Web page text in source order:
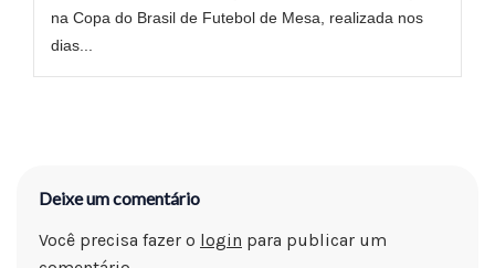
na Copa do Brasil de Futebol de Mesa, realizada nos
dias...
Deixe um comentário
Você precisa fazer o login para publicar um